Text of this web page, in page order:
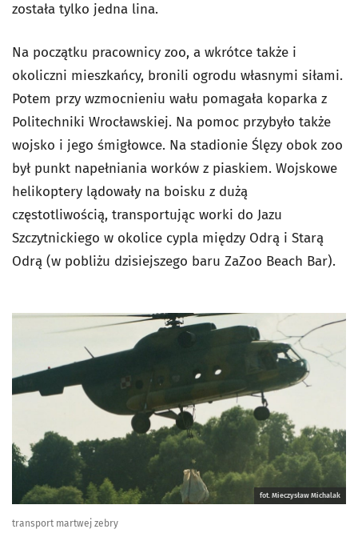
została tylko jedna lina.
Na początku pracownicy zoo, a wkrótce także i
okoliczni mieszkańcy, bronili ogrodu własnymi siłami.
Potem przy wzmocnieniu wału pomagała koparka z
Politechniki Wrocławskiej. Na pomoc przybyło także
wojsko i jego śmigłowce. Na stadionie Ślęzy obok zoo
był punkt napełniania worków z piaskiem. Wojskowe
helikoptery lądowały na boisku z dużą
częstotliwością, transportując worki do Jazu
Szczytnickiego w okolice cypla między Odrą i Starą
Odrą (w pobliżu dzisiejszego baru ZaZoo Beach Bar).
fot. Mieczysław Michalak
transport martwej zebry